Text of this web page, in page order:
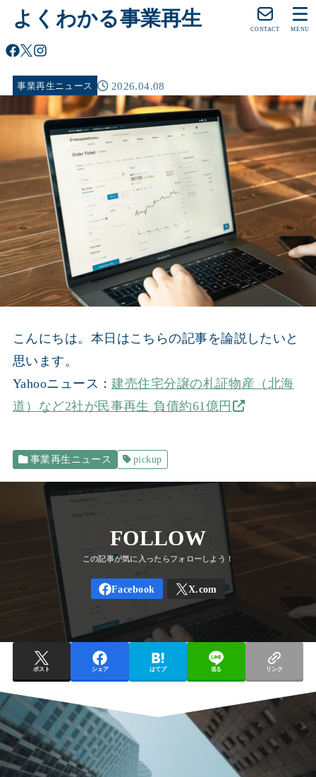
よくわかる事業再生 CONTACT MENU
事業再生ニュース 2026.04.08
こんにちは。本日はこちらの記事を論説したいと
思います。
Yahooニュース：建売住宅分譲の札証物産（北海
道）など2社が民事再生 負債約61億円
事業再生ニュース pickup
FOLLOW
ポスト シェア はてブ 送る リンク